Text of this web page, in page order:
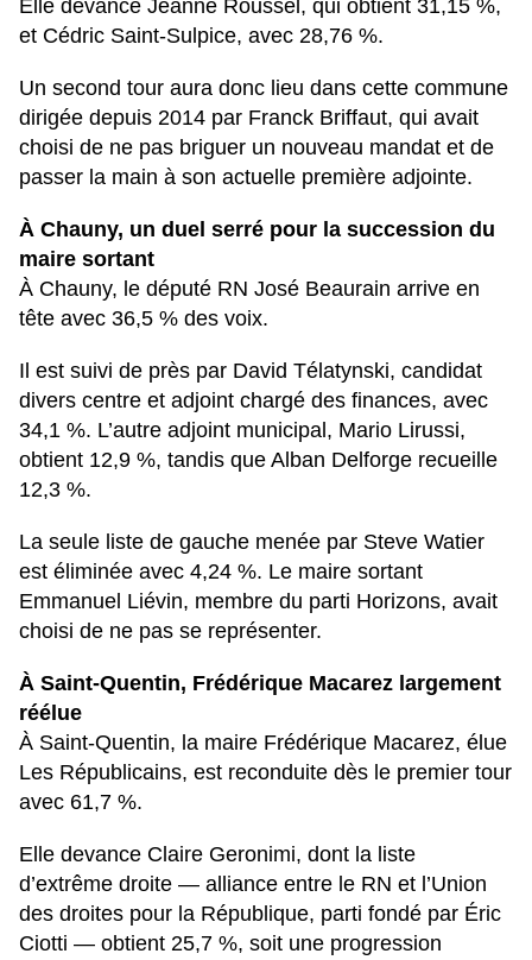
Elle devance Jeanne Roussel , qui obtient 31,15 %,
et Cédric Saint-Sulpice, avec 28,76 %.
Un second tour aura donc lieu dans cette commune
dirigée depuis 2014 par Franck Briffaut, qui avait
choisi de ne pas briguer un nouveau mandat et de
passer la main à son actuelle première adjointe.
À Chauny, un duel serré pour la succession du
maire sortant
À Chauny, le député RN José Beaurain arrive en
tête avec 36,5 % des voix.
Il est suivi de près par David Télatynski, candidat
divers centre et adjoint chargé des finances, avec
34,1 %. L’autre adjoint municipal, Mario Lirussi,
obtient 12,9 %, tandis que Alban Delforge recueille
12,3 %.
La seule liste de gauche menée par Steve Watier
est éliminée avec 4,24 %. Le maire sortant
Emmanuel Liévin, membre du parti Horizons, avait
choisi de ne pas se représenter.
À Saint-Quentin, Frédérique Macarez largement
réélue
À Saint-Quentin, la maire Frédérique Macarez, élue
Les Républicains, est reconduite dès le premier tour
avec 61,7 %.
Elle devance Claire Geronimi, dont la liste
d’extrême droite — alliance entre le RN et l’Union
des droites pour la République, parti fondé par Éric
Ciotti — obtient 25,7 %, soit une progression